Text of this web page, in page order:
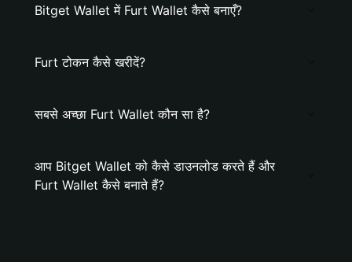
Bitget Wallet में Furt Wallet कैसे बनाएँ?
Furt टोकन कैसे खरीदें?
सबसे अच्छा Furt Wallet कौन सा है?
आप Bitget Wallet को कैसे डाउनलोड करते हैं और
Furt Wallet कैसे बनाते हैं?